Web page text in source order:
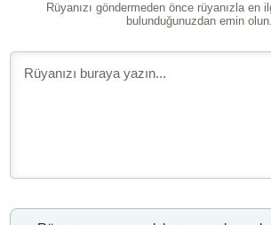
Rüyanızı göndermeden önce rüyanızla en
bulunduğunuzdan emin olun.